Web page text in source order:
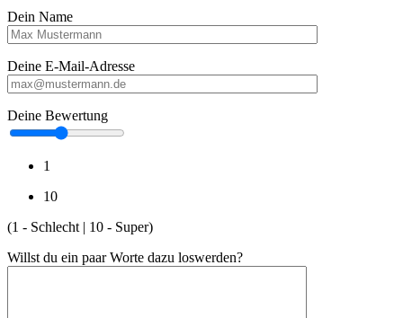
Dein Name
Deine E-Mail-Adresse
Deine Bewertung
1
10
(1 - Schlecht | 10 - Super)
Willst du ein paar Worte dazu loswerden?